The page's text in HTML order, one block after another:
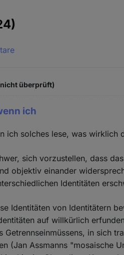
überprüft)
ich
ich solches lese, was wirklich
sich vorzustellen, dass
objektiv einander
Identitäten
Identitäten von Identitätern
auf willkürlich
Getrennseinmüssens, in sich
(Jan Assmanns "mosaische